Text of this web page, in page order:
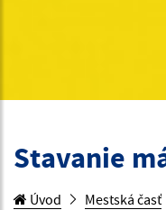
Stavanie
Úvod Mestská časť